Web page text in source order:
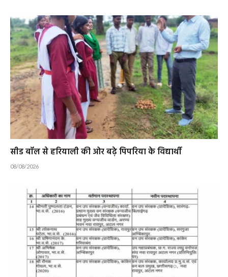
सीड बॉल से हरियाली की ओर बढ़े पिपरिया के विद्यार्थी
08/08/2026